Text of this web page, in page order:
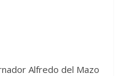
Alfredo del Mazo